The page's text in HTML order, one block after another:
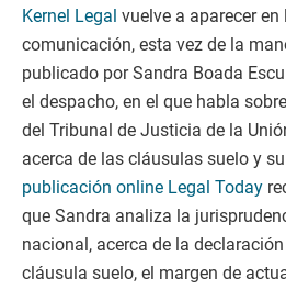
Kernel Legal vuelve a aparecer
comunicación, esta vez de la
publicado por Sandra Boada
el despacho, en el que habla
del Tribunal de Justicia de la
acerca de las cláusulas suelo y
publicación online Legal Today
que Sandra analiza la
nacional, acerca de la
cláusula suelo, el margen de